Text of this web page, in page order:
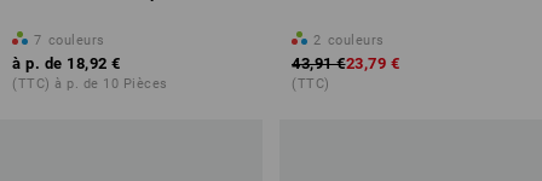
7 couleurs
à p. de 18,92 €
(TTC) à p. de 10 Pièces
2 couleurs
43,91 €23,79 €
(TTC)